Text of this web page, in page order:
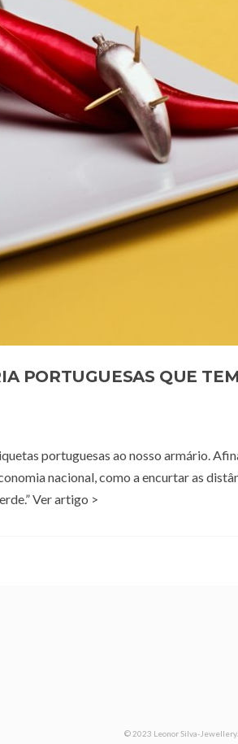
PORTUGUESAS QUE
portuguesas ao nosso armário.
nacional, como a encurtar as
Ver artigo >
© 2023 Leonor Silva-